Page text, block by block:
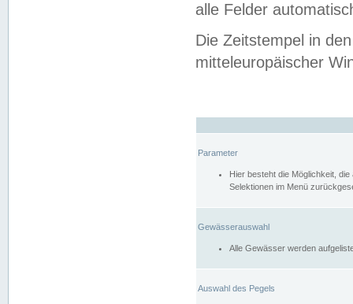
alle Felder
Die Zeitstempel in
mitteleuropäischer
Parameter
Hier besteht die Möglichkeit,
Selektionen im Menü
Gewässerauswahl
Alle Gewässer werden
Auswahl des Pegels